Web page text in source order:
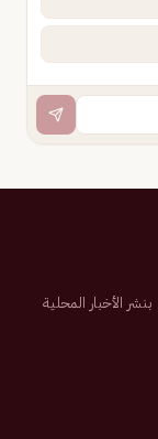
تم تأسيسها عام 2007م تهتم بنشر الأخبار المحلية